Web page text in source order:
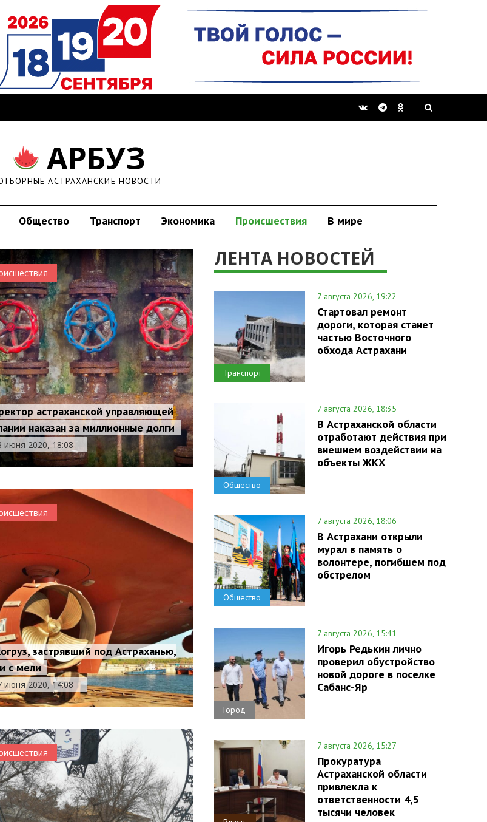
АРБУЗ
АСТРАХАНСКИЕ НОВОСТИ
Общество Транспорт Экономика Происшествия В мире
астраханской управляющей
наказан за миллионные долги
июня 2020, 18:08
застрявший под Астраханью,
с мели
июня 2020, 14:08
ЛЕНТА НОВОСТЕЙ
Транспорт
7 августа 2026, 19:22
Стартовал ремонт
дороги, которая станет
частью Восточного
обхода Астрахани
Общество
7 августа 2026, 18:35
В Астраханской области
отработают действия при
внешнем воздействии на
объекты ЖКХ
Общество
7 августа 2026, 18:06
В Астрахани открыли
мурал в память о
волонтере, погибшем под
обстрелом
Город
7 августа 2026, 15:41
Игорь Редькин лично
проверил обустройство
новой дороге в поселке
Сабанс-Яр
7 августа 2026, 15:27
Прокуратура
Астраханской области
привлекла к
ответственности 4,5
тысячи человек